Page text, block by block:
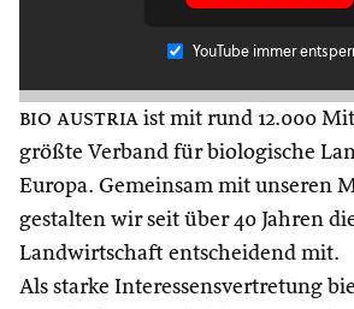
YouTube immer
bio austria ist mit rund 12.000
größte Verband für biologische
Europa. Gemeinsam mit unseren
gestalten wir seit über 40 Jahren
Landwirtschaft entscheidend mit.
Als starke Interessensvertretung